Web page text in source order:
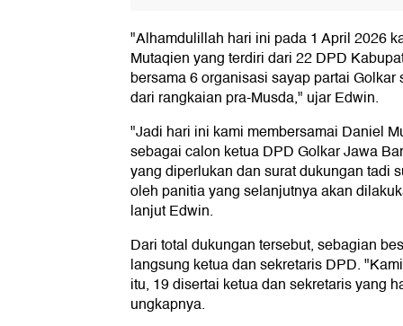
"Alhamdulillah hari ini pada 1 April 2026
Mutaqien yang terdiri dari 22 DPD
bersama 6 organisasi sayap partai
dari rangkaian pra-Musda," ujar Edwin.
"Jadi hari ini kami membersamai Daniel
sebagai calon ketua DPD Golkar Jawa
yang diperlukan dan surat dukungan tadi
oleh panitia yang selanjutnya akan
lanjut Edwin.
Dari total dukungan tersebut, sebagian
langsung ketua dan sekretaris DPD.
itu, 19 disertai ketua dan sekretaris yang
ungkapnya.